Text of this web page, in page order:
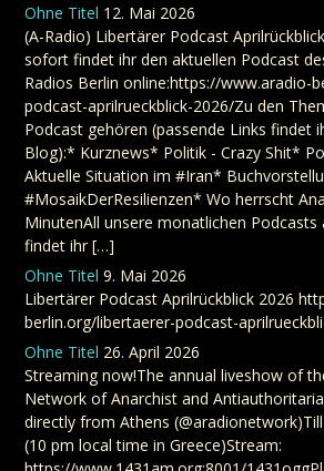
Ohne Titel 12. Mai 2026
(A-Radio) Libertärer Podcast
sofort findet ihr den aktuellen Podcast
Radios Berlin online:https://www.aradio-
podcast-aprilrueckblick-2026/Zu den
Podcast gehören (passende Links findet
Blog):* Kurznews* Politik - Crazy Shit*
Aktuelle Situation im #Iran*
#MosaikDerResilienzen* Wo herrscht
MinutenAll unsere monatlichen Podcasts
findet ihr […]
Ohne Titel 9. Mai 2026
Libertärer Podcast Aprilrückblick 2026
berlin.org/libertaerer-podcast-
Ohne Titel 26. April 2026
Streaming now!The annual liveshow of
Network of Anarchist and
directly from Athens
(10 pm local time in Greece)Stream: